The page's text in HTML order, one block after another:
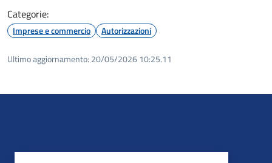
Categorie:
Imprese e commercio Autorizzazioni
Ultimo aggiornamento: 20/05/2026 10:25.11